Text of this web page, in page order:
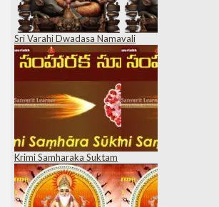
Sri Varahi Dwadasa Namavali
Krimi Samharaka Suktam